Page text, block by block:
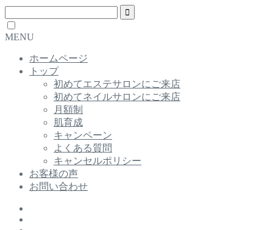
MENU
ホームページ
トップ
初めてエステサロンにご来店
初めてネイルサロンにご来店
月額制
肌育成
キャンペーン
よくある質問
キャンセルポリシー
お客様の声
お問い合わせ